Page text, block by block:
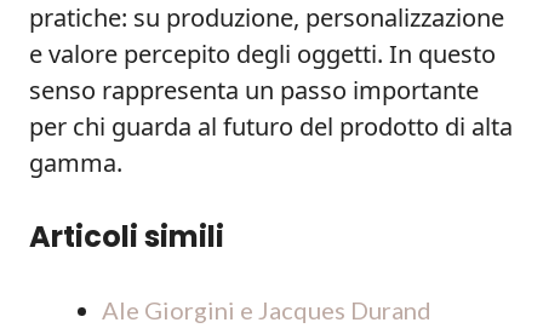
pratiche: su produzione, personalizzazione
e valore percepito degli oggetti. In questo
senso rappresenta un passo importante
per chi guarda al futuro del prodotto di alta
gamma.
Articoli simili
Ale Giorgini e Jacques Durand